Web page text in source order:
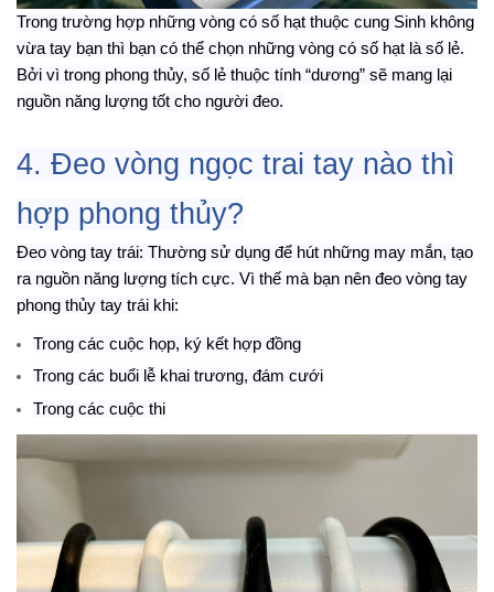
Trong trường hợp những vòng có số hạt thuộc cung Sinh không
vừa tay bạn thì bạn có thể chọn những vòng có số hạt là số lẻ.
Bởi vì trong phong thủy, số lẻ thuộc tính “dương” sẽ mang lại
nguồn năng lượng tốt cho người đeo.
4. Đeo vòng ngọc trai tay nào thì
hợp phong thủy?
Đeo vòng tay trái: Thường sử dụng để hút những may mắn, tạo
ra nguồn năng lượng tích cực. Vì thế mà bạn nên đeo vòng tay
phong thủy tay trái khi:
Trong các cuộc họp, ký kết hợp đồng
Trong các buổi lễ khai trương, đám cưới
Trong các cuộc thi